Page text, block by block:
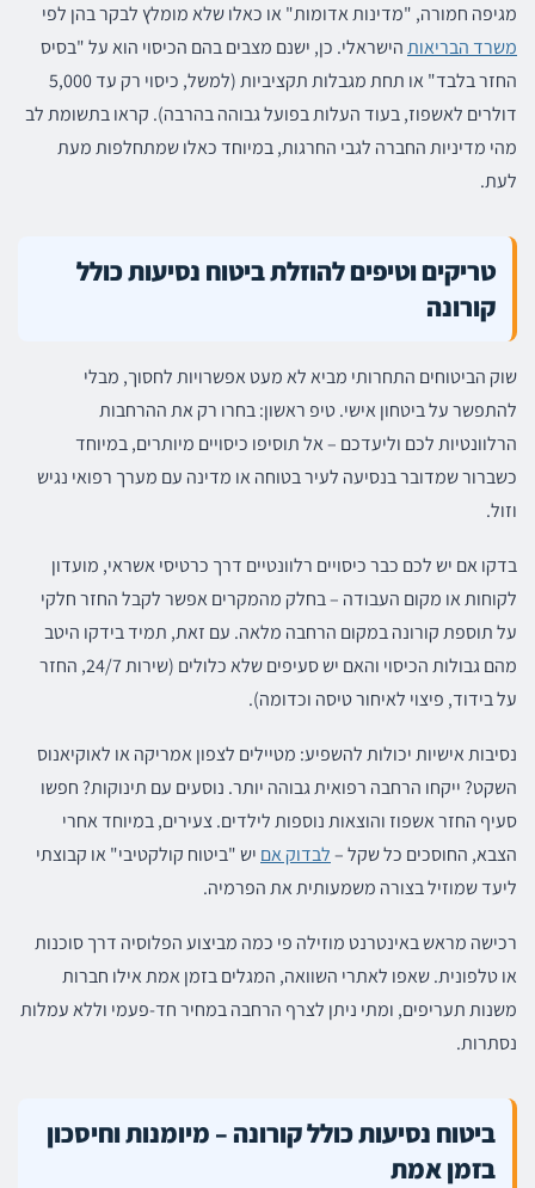
מגיפה חמורה, "מדינות אדומות" או כאלו שלא מומלץ לבקר בהן לפי
משרד הבריאותהישראלי. כן, ישנם מצבים בהם הכיסוי הוא על "בסיס
החזר בלבד" או תחת מגבלות תקציביות (למשל, כיסוי רק עד 5,000
דולרים לאשפוז, בעוד העלות בפועל גבוהה בהרבה). קראו בתשומת לב
מהי מדיניות החברה לגבי החרגות, במיוחד כאלו שמתחלפות מעת
לעת.
טריקים וטיפים להוזלת ביטוח נסיעות כולל
קורונה
שוק הביטוחים התחרותי מביא לא מעט אפשרויות לחסוך, מבלי
להתפשר על ביטחון אישי. טיפ ראשון: בחרו רק את ההרחבות
הרלוונטיות לכם וליעדכם – אל תוסיפו כיסויים מיותרים, במיוחד
כשברור שמדובר בנסיעה לעיר בטוחה או מדינה עם מערך רפואי נגיש
וזול.
בדקו אם יש לכם כבר כיסויים רלוונטיים דרך כרטיסי אשראי, מועדון
לקוחות או מקום העבודה – בחלק מהמקרים אפשר לקבל החזר חלקי
על תוספת קורונה במקום הרחבה מלאה. עם זאת, תמיד בידקו היטב
מהם גבולות הכיסוי והאם יש סעיפים שלא כלולים (שירות 24/7, החזר
על בידוד, פיצוי לאיחור טיסה וכדומה).
נסיבות אישיות יכולות להשפיע: מטיילים לצפון אמריקה או לאוקיאנוס
השקט? ייקחו הרחבה רפואית גבוהה יותר. נוסעים עם תינוקות? חפשו
סעיף החזר אשפוז והוצאות נוספות לילדים. צעירים, במיוחד אחרי
הצבא, החוסכים כל שקל –לבדוק אם יש "ביטוח קולקטיבי" או קבוצתי
ליעד שמוזיל בצורה משמעותית את הפרמיה.
רכישה מראש באינטרנט מוזילה פי כמה מביצוע הפלוסיה דרך סוכנות
או טלפונית. שאפו לאתרי השוואה, המגלים בזמן אמת אילו חברות
משנות תעריפים, ומתי ניתן לצרף הרחבה במחיר חד-פעמי וללא עמלות
נסתרות.
ביטוח נסיעות כולל קורונה – מיומנות וחיסכון
בזמן אמת